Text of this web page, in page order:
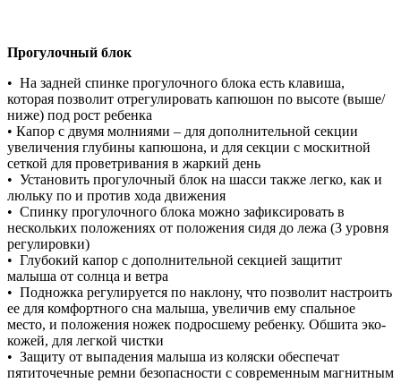
Прогулочный блок
• На задней спинке прогулочного блока есть клавиша,
которая позволит отрегулировать капюшон по высоте (выше/
ниже) под рост ребенка
• Капор с двумя молниями – для дополнительной секции
увеличения глубины капюшона, и для секции с москитной
сеткой для проветривания в жаркий день
• Установить прогулочный блок на шасси также легко, как и
люльку по и против хода движения
• Спинку прогулочного блока можно зафиксировать в
нескольких положениях от положения сидя до лежа (3 уровня
регулировки)
• Глубокий капор с дополнительной секцией защитит
малыша от солнца и ветра
• Подножка регулируется по наклону, что позволит настроить
ее для комфортного сна малыша, увеличив ему спальное
место, и положения ножек подросшему ребенку. Обшита эко-
кожей, для легкой чистки
• Защиту от выпадения малыша из коляски обеспечат
пятиточечные ремни безопасности с современным магнитным